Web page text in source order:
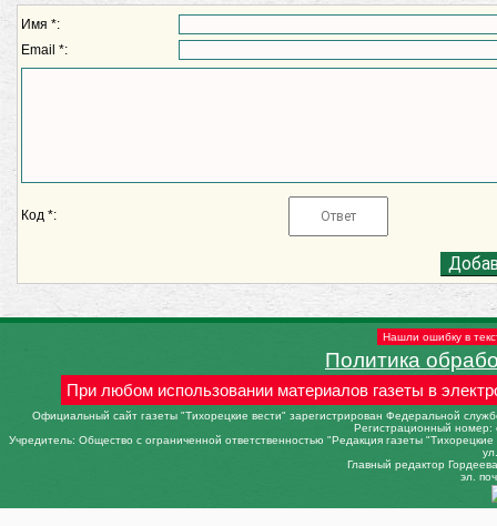
Имя *:
Email *:
Код *:
Нашли ошибку в
Политика
При любом использовании материалов газеты в
Официальный сайт газеты "Тихорецкие вести" зарегистрирован Федеральной
Регистрационный
Учредитель: Общество с ограниченной ответственностью "Редакция газеты
Главный редактор
эл.